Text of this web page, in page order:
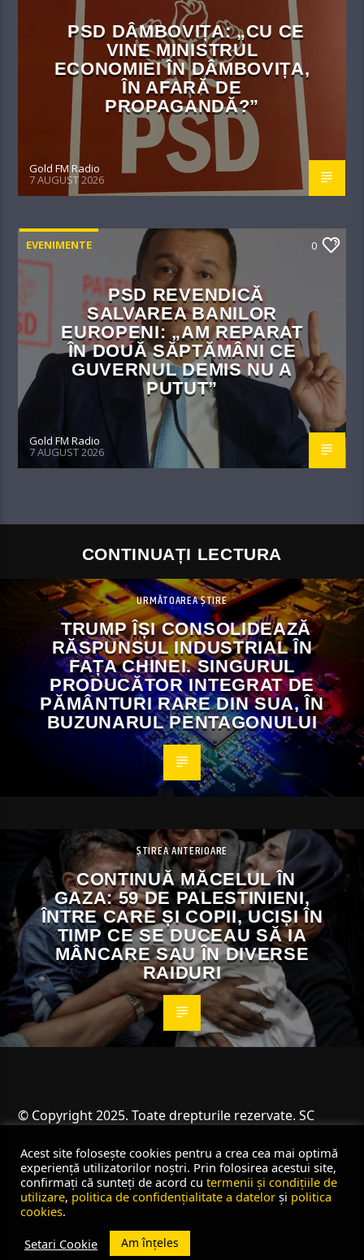
PSD DÂMBOVIȚA: „CU CE
VINE MINISTRUL
ECONOMIEI ÎN DÂMBOVIȚA,
ÎN AFARĂ DE
PROPAGANDĂ?”
Gold FM Radio
7 AUGUST 2026
EVENIMENTE 0
PSD REVENDICĂ
SALVAREA BANILOR
EUROPENI: „AM REPARAT
ÎN DOUĂ SĂPTĂMÂNI CE
GUVERNUL DEMIS NU A
PUTUT”
Gold FM Radio
7 AUGUST 2026
CONTINUAȚI LECTURA
URMĂTOAREA ȘTIRE
TRUMP ÎȘI CONSOLIDEAZĂ
RĂSPUNSUL INDUSTRIAL ÎN
FAȚA CHINEI. SINGURUL
PRODUCĂTOR INTEGRAT DE
PĂMÂNTURI RARE DIN SUA, ÎN
BUZUNARUL PENTAGONULUI
ȘTIREA ANTERIOARE
CONTINUĂ MĂCELUL ÎN
GAZA: 59 DE PALESTINIENI,
ÎNTRE CARE ȘI COPII, UCIȘI ÎN
TIMP CE SE DUCEAU SĂ IA
MÂNCARE SAU ÎN DIVERSE
RAIDURI
© Copyright 2025. Toate drepturile rezervate. SC
Acest site folosește cookies pentru a crea cea mai optimă
experiență utilizatorilor noștri. Prin folosirea acestui site,
confirmați că sunteți de acord cu termenii și condițiile de
utilizare, politica de confidențialitate a datelor și politica
cookies.
Setari Cookie
Am înțeles